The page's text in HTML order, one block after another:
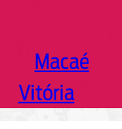
Macaé
Vitória